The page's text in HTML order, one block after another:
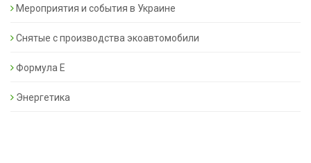
Мероприятия и события в Украине
Снятые с производства экоавтомобили
Формула Е
Энергетика